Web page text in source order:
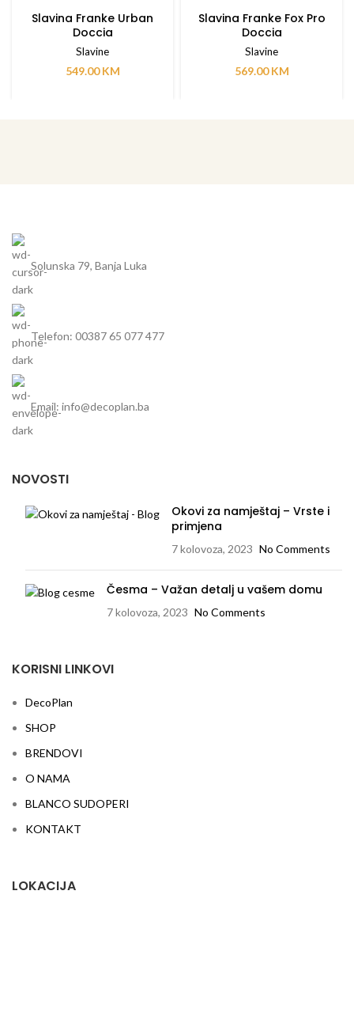
Slavina Franke Urban
Doccia
Slavine
549.00KM
Slavina Franke Fox Pro
Doccia
Slavine
569.00KM
Solunska 79, Banja Luka
Telefon: 00387 65 077 477
Email: info@decoplan.ba
NOVOSTI
Okovi za namještaj – Vrste i
primjena
7 kolovoza, 2023 No Comments
Česma – Važan detalj u vašem domu
7 kolovoza, 2023 No Comments
KORISNI LINKOVI
DecoPlan
SHOP
BRENDOVI
O NAMA
BLANCO SUDOPERI
KONTAKT
LOKACIJA